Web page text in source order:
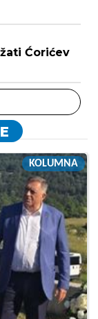
Ćorićev
KOLUMNA